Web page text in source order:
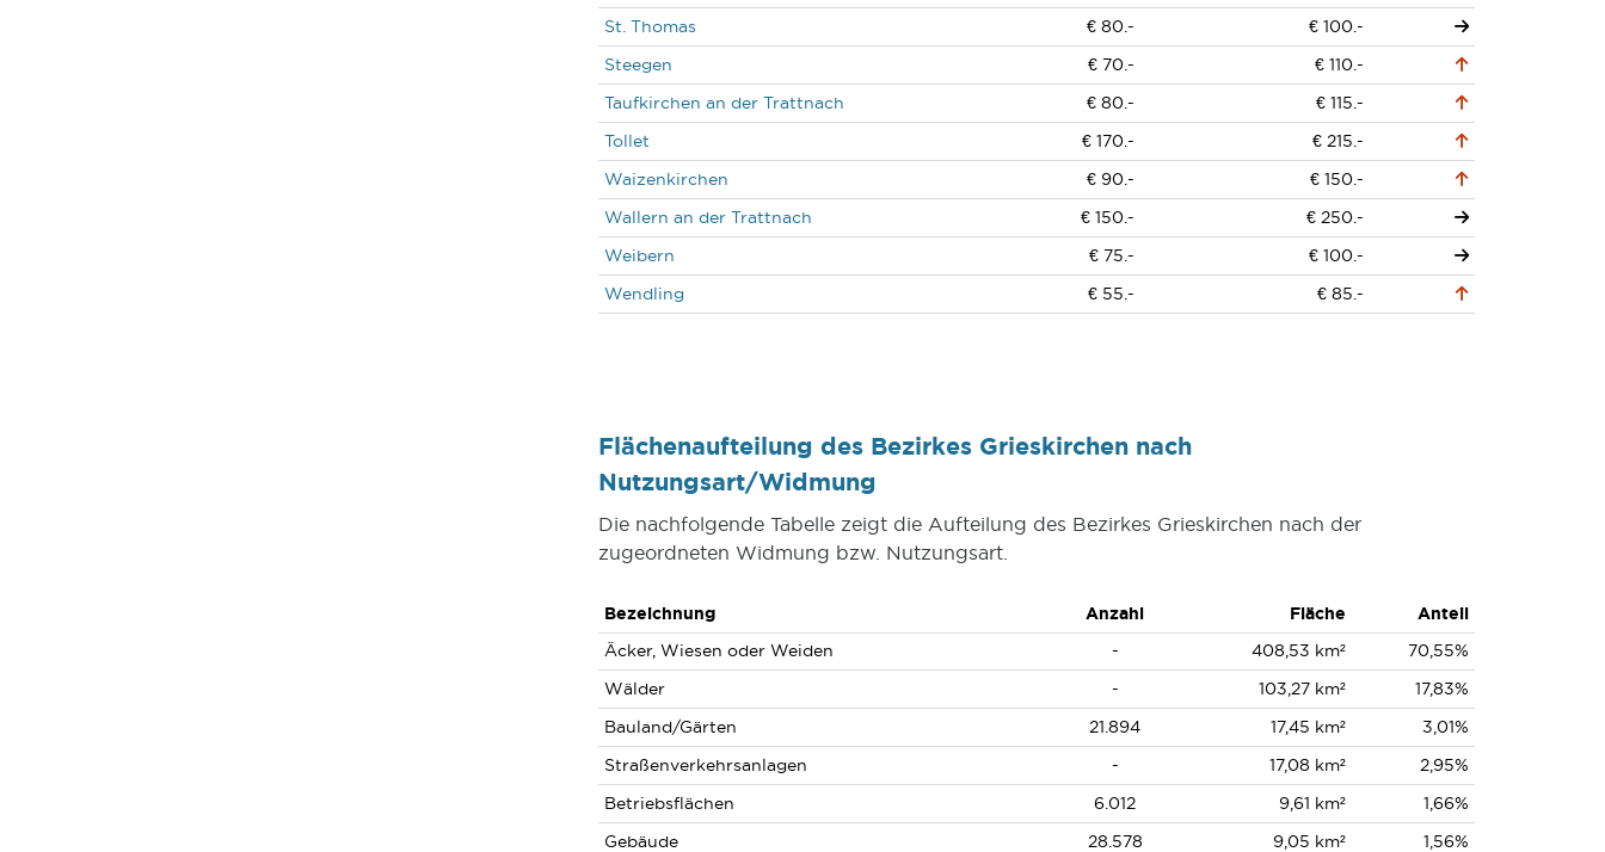
St. Thomas
€ 80.-
€ 100.-
Steegen
€ 70.-
€ 110.-
Taufkirchen an der Trattnach
€ 80.-
€ 115.-
Tollet
€ 170.-
€ 215.-
Waizenkirchen
€ 90.-
€ 150.-
Wallern an der Trattnach
€ 150.-
€ 250.-
Weibern
€ 75.-
€ 100.-
Wendling
€ 55.- € 85.-
Flächenaufteilung des Bezirkes Grieskirchen nach
Nutzungsart/Widmung
Die nachfolgende Tabelle zeigt die Aufteilung des Bezirkes Grieskirchen nach der
zugeordneten Widmung bzw. Nutzungsart.
Bezeichnung Anzahl Fläche
Anteil
Äcker, Wiesen oder Weiden
- 408,53 km²
70,55%
Wälder
- 103,27 km²
17,83%
Bauland/Gärten
21.894 17,45 km²
3,01%
Straßenverkehrsanlagen
- 17,08 km²
2,95%
Betriebsflächen
6.012 9,61 km²
1,66%
Gebäude
28.578 9,05 km²
1,56%